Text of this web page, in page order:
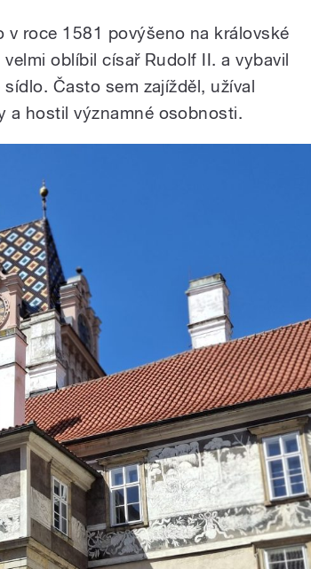
v roce 1581 povýšeno na královské
oblíbil císař Rudolf II. a vybavil
Často sem zajížděl, užíval
a hostil významné osobnosti.